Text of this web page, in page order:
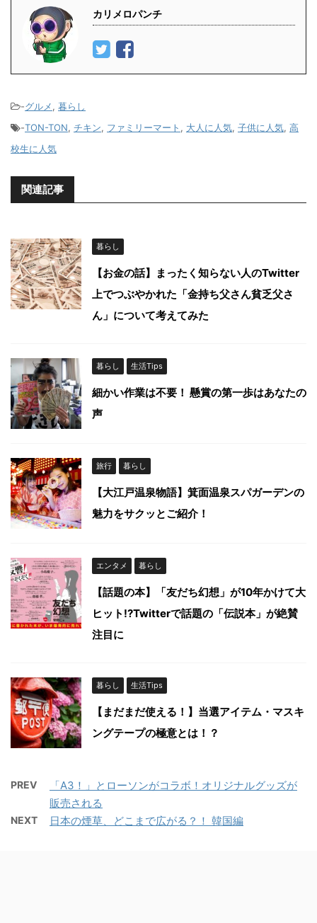
カリメロパンチ
-グルメ, 暮らし
-TON-TON, チキン, ファミリーマート , 大人に人気, 子供に人気, 高
校生に人気
関連記事
暮らし
【お金の話】まったく知らない人のTwitter
上でつぶやかれた「金持ち父さん貧乏父さ
ん」について考えてみた
暮らし 生活Tips
細かい作業は不要！ 懸賞の第一歩はあなたの
声
旅行 暮らし
【大江戸温泉物語】箕面温泉スパガーデンの
魅力をサクッとご紹介！
エンタメ 暮らし
【話題の本】「友だち幻想」が10年かけて大
ヒット!?Twitterで話題の「伝説本」が絶賛
注目に
暮らし 生活Tips
【まだまだ使える！】当選アイテム・マスキ
ングテープの極意とは！？
PREV
「A3！」とローソンがコラボ！オリジナルグッズが
販売される
NEXT 日本の煙草、どこまで広がる？！ 韓国編